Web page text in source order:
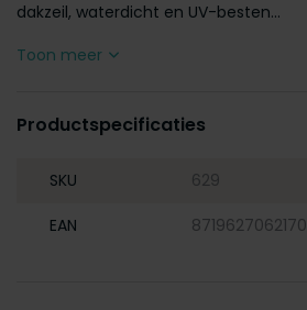
dakzeil, waterdicht en UV-besten...
Toon meer
Productspecificaties
SKU 629
EAN 8719627062170